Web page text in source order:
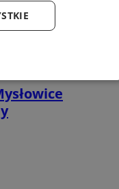
Targetowanie